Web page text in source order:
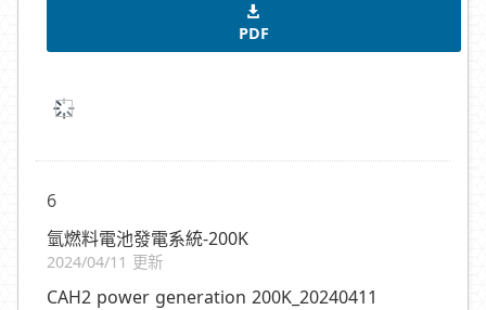
PDF
6
氫燃料電池發電系統-200K
2024/04/11 更新
CAH2 power generation 200K_20240411